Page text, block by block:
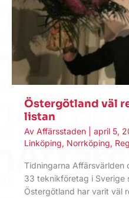
Östergötland väl
listan
Av Affärsstaden april 5,
Linköping, Norrköping,
Tidningarna Affärsvärlden
33 teknikföretag i Sverige
Östergötland har varit väl